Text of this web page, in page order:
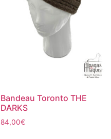
Bandeau Toronto THE
DARKS
84,00€